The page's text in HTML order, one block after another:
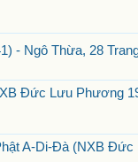
- Ngô Thừa, 28
Đức Lưu Phương
A-Di-Đà (NXB